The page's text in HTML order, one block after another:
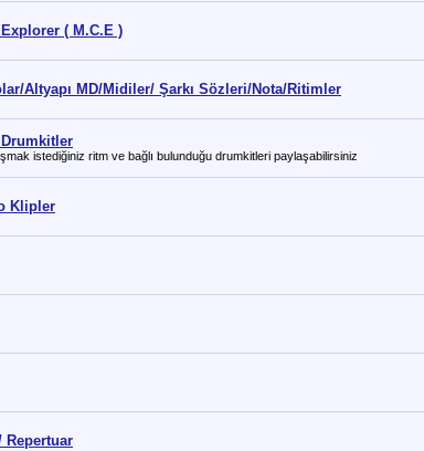
( M.C.E )
Altyapı MD/Midiler/ Şarkı Sözleri/Nota/Ritimler
Drumkitler
istediğiniz ritm ve bağlı bulunduğu drumkitleri paylaşabilirsiniz
Klipler
Repertuar